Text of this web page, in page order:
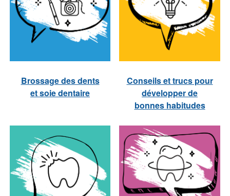
Brossage des dents
et soie dentaire
Conseils et trucs pour
développer de
bonnes habitudes